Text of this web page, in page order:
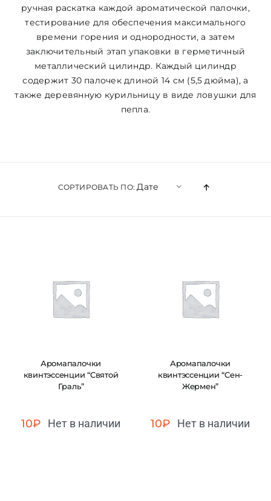
ПОЛНЫЕ КОМПЛЕКТЫ
БЛОГ
ручная раскатка каждой ароматической палочки,
тестирование для обеспечения максимального
времени горения и однородности, а затем
заключительный этап упаковки в герметичный
металлический цилиндр. Каждый цилиндр
содержит 30 палочек длиной 14 см (5,5 дюйма), а
также деревянную курильницу в виде ловушки для
пепла.
СОРТИРОВАТЬ ПО:Дате
Аромапалочки
квинтэссенции “Святой
Граль”
10₽ Нет в наличии
Аромапалочки
квинтэссенции “Сен-
Жермен”
10₽ Нет в наличии